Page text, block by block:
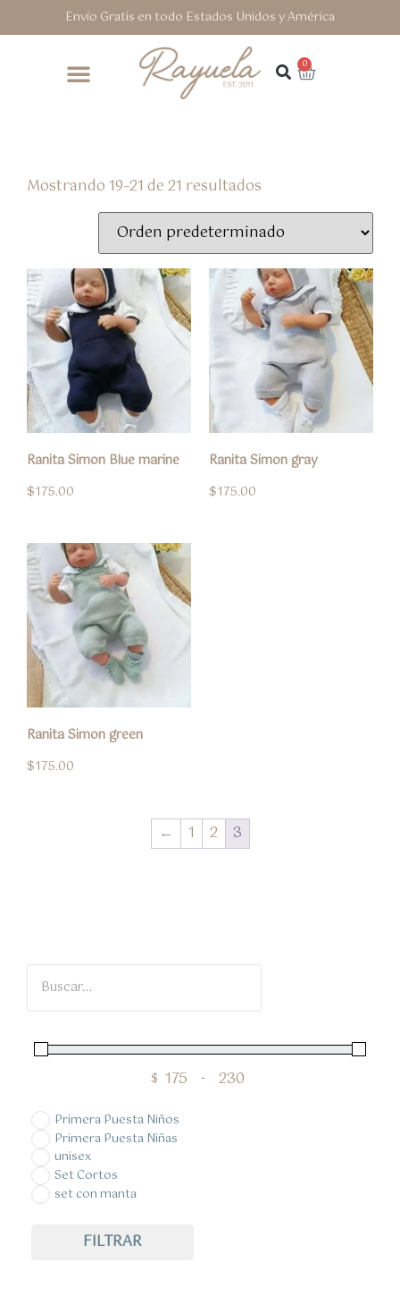
Envío Gratis en todo Estados Unidos y América
0
Mostrando 19–21 de 21 resultados
Ranita Simon Blue marine
$175.00
Ranita Simon gray
$175.00
Ranita Simon green
$175.00
← 1 2 3
$ Minimum Price
-
Maximum Price
Primera Puesta Niños
Primera Puesta Niñas
unisex
Set Cortos
set con manta
FILTRAR